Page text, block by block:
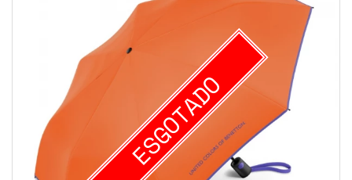
ESGOTADO